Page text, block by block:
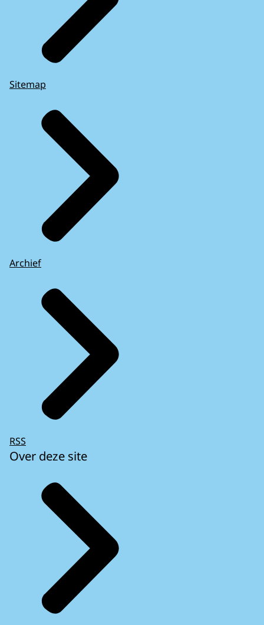
Sitemap
Archief
RSS
Over deze site